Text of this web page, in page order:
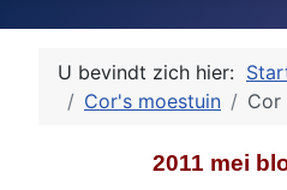
U bevindt zich hier:
Cor's moestuin
Cor
2011 mei